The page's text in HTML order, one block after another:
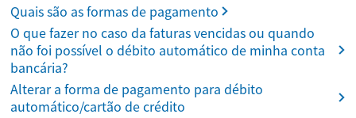
Quais são as formas de pagamento
O que fazer no caso da faturas vencidas ou quando
não foi possível o débito automático de minha conta
bancária?
Alterar a forma de pagamento para débito
automático/cartão de crédito